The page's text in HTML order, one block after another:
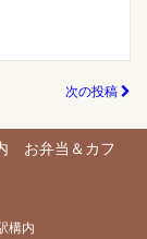
次の投稿
お弁当＆カフ
駅構内